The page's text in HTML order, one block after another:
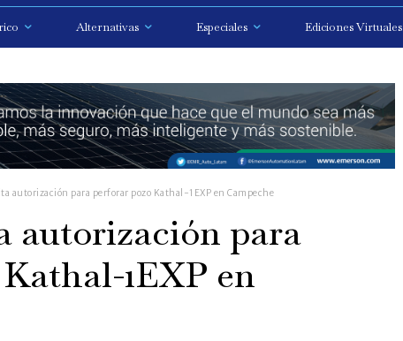
Alternativas Especiales Ediciones Virtuales
autorización para perforar pozo Kathal-1EXP en Campeche
autorización para
1EXP en